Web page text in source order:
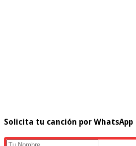
Solicita tu canción por WhatsApp